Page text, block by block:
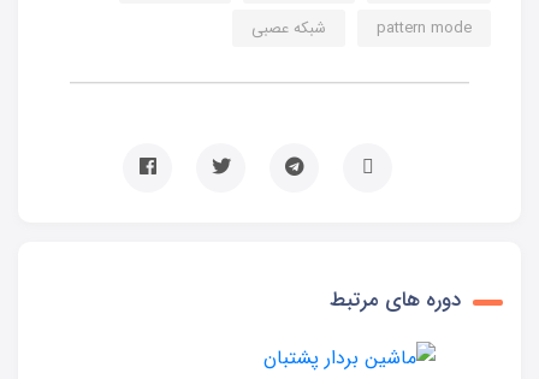
pattern mode
شبکه عصبی
دوره های مرتبط